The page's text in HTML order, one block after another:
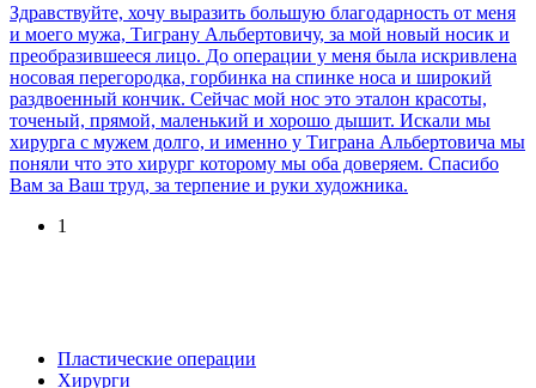
Здравствуйте, хочу выразить большую благодарность от меня
и моего мужа, Тиграну Альбертовичу, за мой новый носик и
преобразившееся лицо. До операции у меня была искривлена
носовая перегородка, горбинка на спинке носа и широкий
раздвоенный кончик. Сейчас мой нос это эталон красоты,
точеный, прямой, маленький и хорошо дышит. Искали мы
хирурга с мужем долго, и именно у Тиграна Альбертовича мы
поняли что это хирург которому мы оба доверяем. Спасибо
Вам за Ваш труд, за терпение и руки художника.
1
Пластические операции
Хирурги